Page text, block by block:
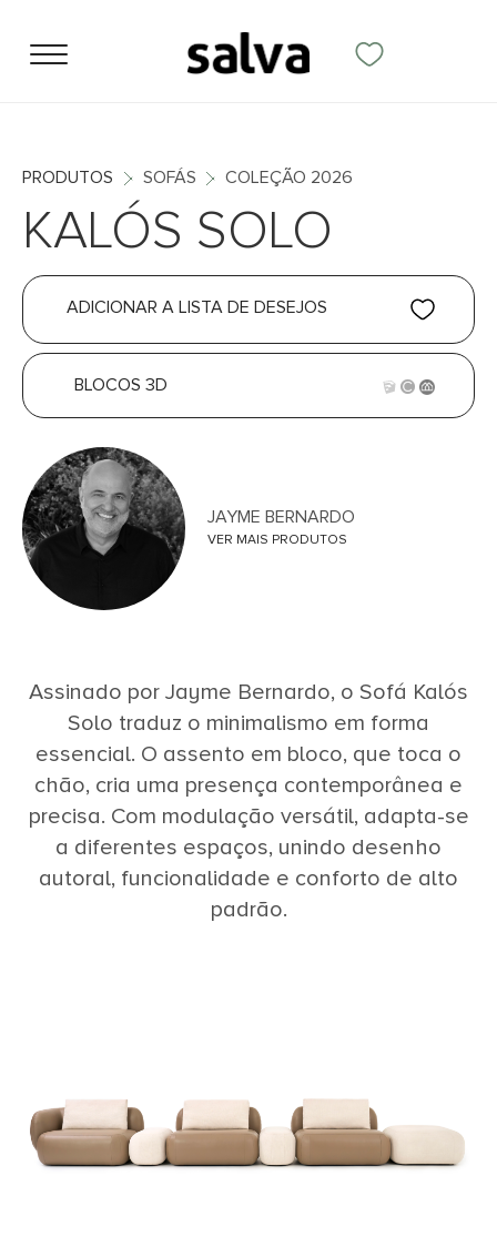
PRODUTOS SOFÁS COLEÇÃO 2026
KALÓS SOLO
ADICIONAR A LISTA DE DESEJOS
BLOCOS 3D
JAYME BERNARDO
VER MAIS PRODUTOS
Assinado por Jayme Bernardo, o Sofá Kalós
Solo traduz o minimalismo em forma
essencial. O assento em bloco, que toca o
chão, cria uma presença contemporânea e
precisa. Com modulação versátil, adapta-se
a diferentes espaços, unindo desenho
autoral, funcionalidade e conforto de alto
padrão.